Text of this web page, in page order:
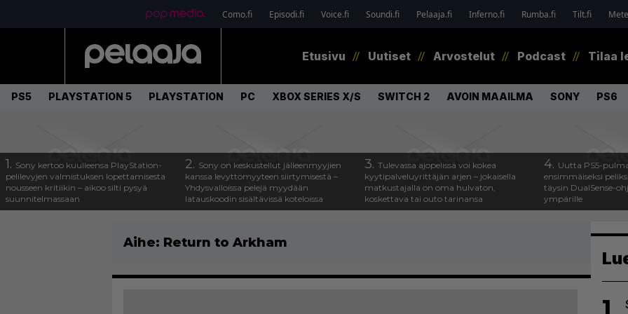
Como.fi Episodi.fi Voice.fi Soundi.fi Pelaaja.fi Inferno.fi Rumba.fi Tilt.fi
Etusivu Uutiset Arvostelut Podcast Tilaa
PS5 PLAYSTATION 5 PLAYSTATION PC XBOX SERIES X/S SWITCH 2 AVOIN MAAILMA SONY PS6
1. Sony kertoo kuulleensa PlayStation-
pelilevyjen valmistuksen lopettamisesta
nousseen kritiikin – aikoo silti pysyä
suunnitelmassaan
2. Sony on keskustellut jälleenmyyjien
kanssa levyttömyyteen siirtymisestä –
Yhdysvalloissa pelejä myydään
latauskoodin sisältävissä koteloissa
3. Tulevassa ajopelissä voi kokea
kyytipalveluyrittäjän arjen – jokaisella
matkustajalla on oma hulvaton,
koskettava tai outo tarinansa
4. Uutta PS5-
ensimmäiseksi
täysin DualSense-
ympärille
Aihe: Return to Arkham
1